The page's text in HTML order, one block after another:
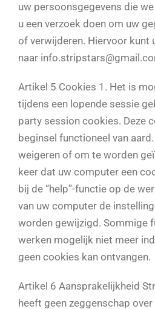
uw persoonsgegevens die
u een verzoek doen om uw
of verwijderen. Hiervoor kunt
naar
Artikel 5 Cookies 1. Het is
tijdens een lopende sessie
party session cookies. Deze
beginsel functioneel van
weigeren of om te worden
keer dat uw computer een
bij de “help”-functie op de
van uw computer de
worden gewijzigd. Sommige
werken mogelijk niet meer
geen cookies kan ontvangen.
Artikel 6 Aansprakelijkheid
heeft geen zeggenschap